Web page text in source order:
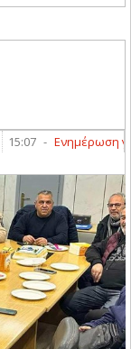
- Ενημέρωση για